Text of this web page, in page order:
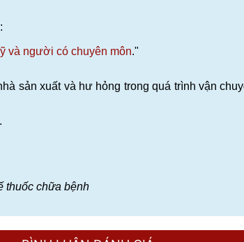
và người có chuyên môn."
sản xuất và hư hỏng trong quá trình vận
thuốc chữa bệnh